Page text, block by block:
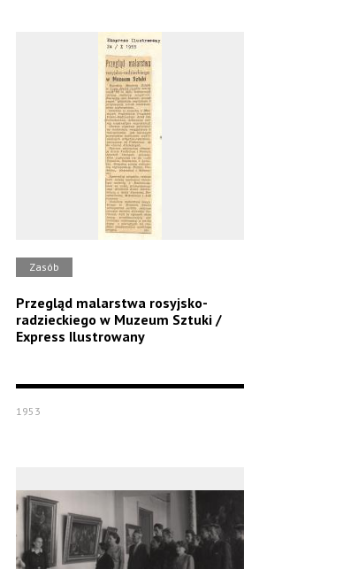
Zasób
Przegląd malarstwa rosyjsko-
radzieckiego w Muzeum Sztuki /
Express Ilustrowany
1953